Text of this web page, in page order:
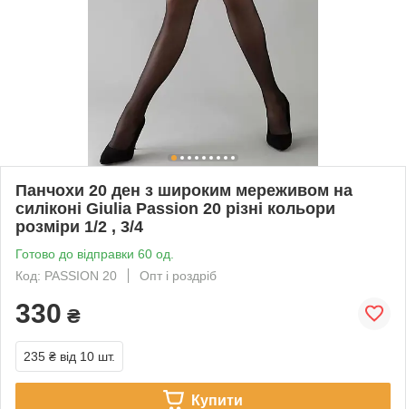
Панчохи 20 ден з широким мереживом на
силіконі Giulia Passion 20 різні кольори
розміри 1/2 , 3/4
Готово до відправки 60 од.
Код: PASSION 20
Опт і роздріб
330 ₴
235 ₴ від 10 шт.
Купити